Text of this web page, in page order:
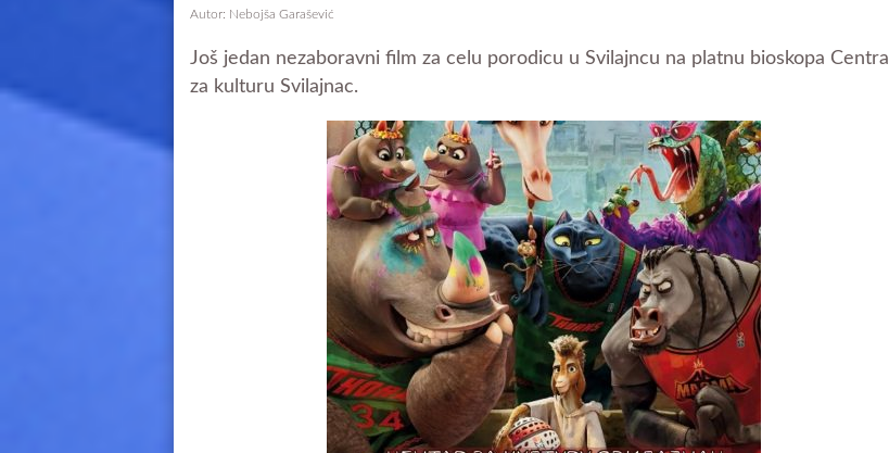
Autor: Nebojša Garašević
Još jedan nezaboravni film za celu porodicu u Svilajncu na platnu bioskopa Centra
za kulturu Svilajnac.